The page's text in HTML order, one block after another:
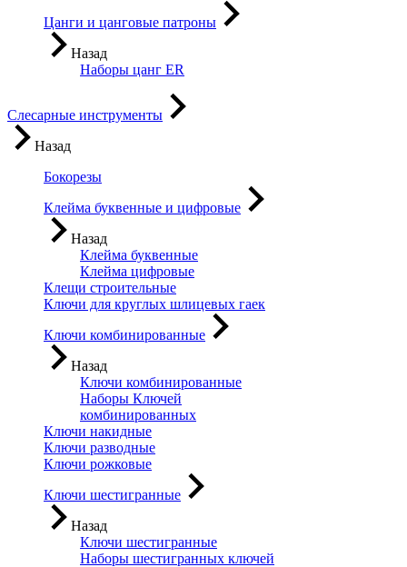
Цанги и цанговые патроны
Назад
Наборы цанг ER
Слесарные инструменты
Назад
Бокорезы
Клейма буквенные и цифровые
Назад
Клейма буквенные
Клейма цифровые
Клещи строительные
Ключи для круглых шлицевых гаек
Ключи комбинированные
Назад
Ключи комбинированные
Наборы Ключей
комбинированных
Ключи накидные
Ключи разводные
Ключи рожковые
Ключи шестигранные
Назад
Ключи шестигранные
Наборы шестигранных ключей